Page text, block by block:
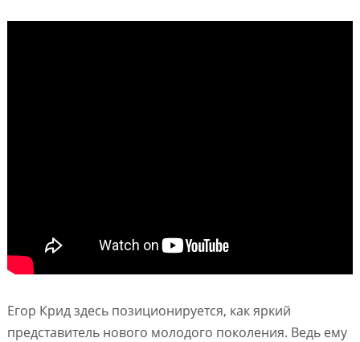
Егор Крид здесь позиционируется, как яркий
представитель нового молодого поколения. Ведь ему